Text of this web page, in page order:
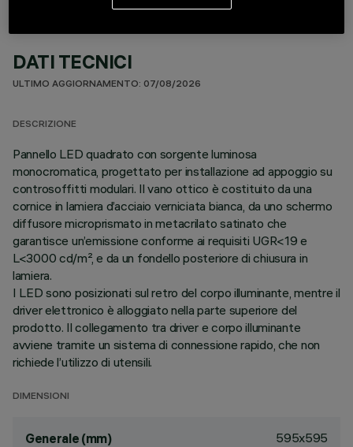
DATI TECNICI
ULTIMO AGGIORNAMENTO: 07/08/2026
DESCRIZIONE
Pannello LED quadrato con sorgente luminosa
monocromatica, progettato per installazione ad appoggio su
controsoffitti modulari. Il vano ottico è costituito da una
cornice in lamiera d’acciaio verniciata bianca, da uno schermo
diffusore microprismato in metacrilato satinato che
garantisce un’emissione conforme ai requisiti UGR<19 e
L<3000 cd/m², e da un fondello posteriore di chiusura in
lamiera.
I LED sono posizionati sul retro del corpo illuminante, mentre il
driver elettronico è alloggiato nella parte superiore del
prodotto. Il collegamento tra driver e corpo illuminante
avviene tramite un sistema di connessione rapido, che non
richiede l’utilizzo di utensili.
DIMENSIONI
Generale (mm) 595x595